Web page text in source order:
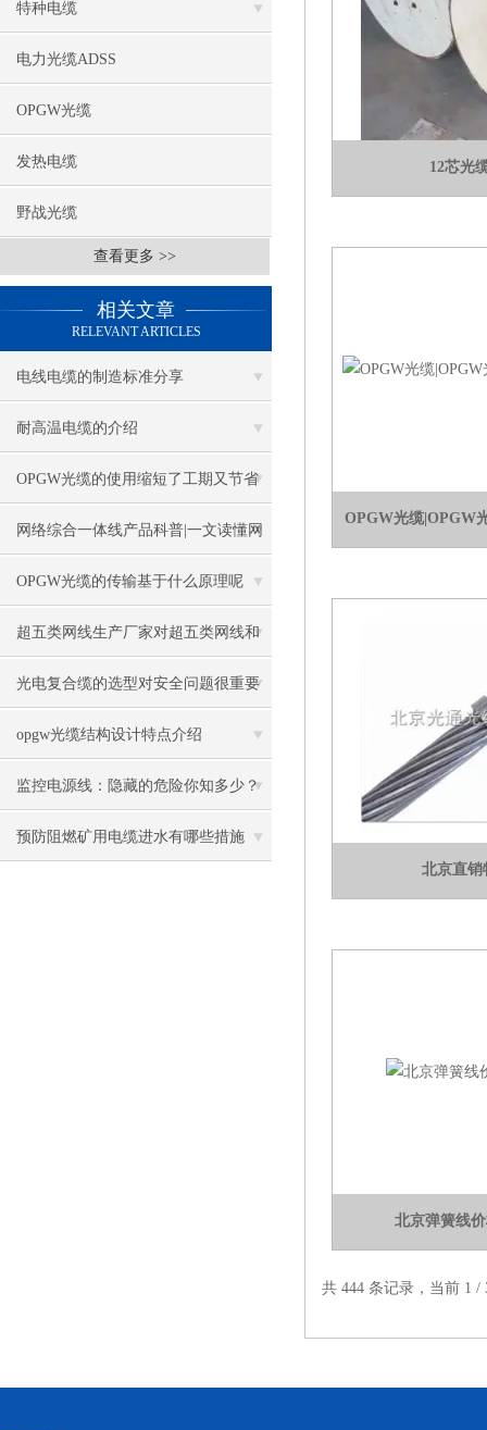
特种电缆
电力光缆ADSS
OPGW光缆
发热电缆
野战光缆
查看更多 >>
相关文章
RELEVANT ARTICLES
电线电缆的制造标准分享
耐高温电缆的介绍
OPGW光缆的使用缩短了工期又节省
施工费用
网络综合一体线产品科普|一文读懂网
络综合一体线
OPGW光缆的传输基于什么原理呢
超五类网线生产厂家对超五类网线和
六类网线的区别介绍
光电复合缆的选型对安全问题很重要
opgw光缆结构设计特点介绍
监控电源线：隐藏的危险你知多少？
预防阻燃矿用电缆进水有哪些措施
12芯光
OPGW光缆|OPGW
北京直销
北京弹簧线
共 444 条记录，当前